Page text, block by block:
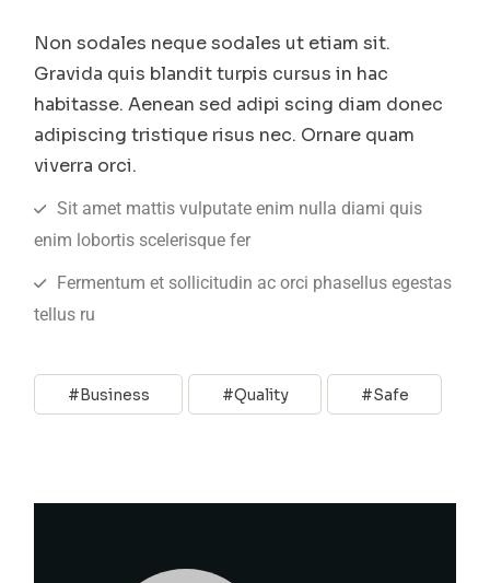
Non sodales neque sodales ut etiam sit.
Gravida quis blandit turpis cursus in hac
habitasse. Aenean sed adipi scing diam donec
adipiscing tristique risus nec. Ornare quam
viverra orci.
Sit amet mattis vulputate enim nulla diami quis
enim lobortis scelerisque fer
Fermentum et sollicitudin ac orci phasellus egestas
tellus ru
Business Quality Safe